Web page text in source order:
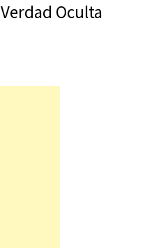
Verdad Oculta